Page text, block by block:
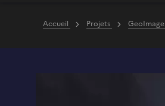
Accueil Projets GeoImage